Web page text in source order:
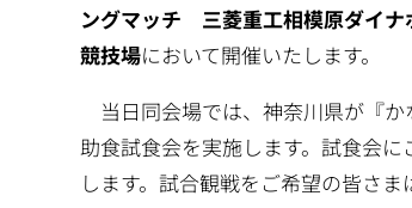
ングマッチ 三菱重工相模原ダイナ
競技場において開催いたします。
当日同会場では、神奈川県が『
助食試食会を実施します。試食会
します。試合観戦をご希望の皆さ